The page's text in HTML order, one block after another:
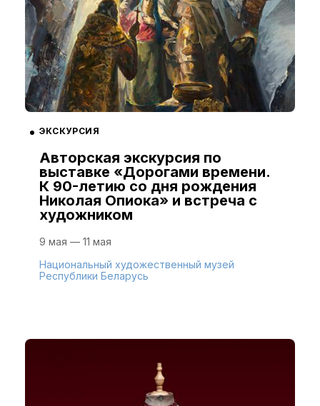
ЭКСКУРСИЯ
Авторская экскурсия по
выставке «Дорогами времени.
К 90-летию со дня рождения
Николая Опиока» и встреча с
художником
9 мая — 11 мая
Национальный художественный музей
Республики Беларусь